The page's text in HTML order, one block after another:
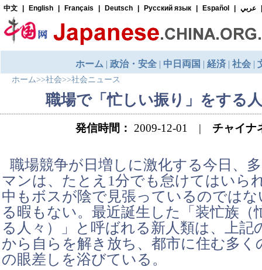
ホーム>>社会>>社会ニュース
職場で「忙しい振り」をする
発信時間： 2009-12-01 | チャイナ
職場競争が日増しに激化する今日、
マンは、たとえ1分でも怠けてはいら
中もボスが陰で見張っているのでは
る暇もない。最近誕生した「装忙族（
る人々）」と呼ばれる新人類は、上記
から自らを解き放ち、都市に住む多く
の眼差しを浴びている。